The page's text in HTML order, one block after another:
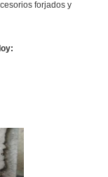
forjados y